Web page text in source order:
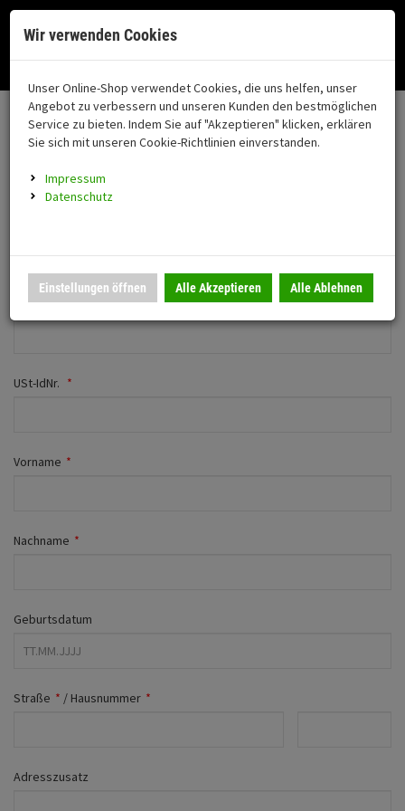
Fahrzeugteile
Alle Kategorien
FAHRZEUGTEILE
Montageständer
Beleuchtung
Neuheiten
coming soon
Anmelden | Registrieren Merkzettel
Ihr Warenkorb ist momentan leer.
Ergebnisse () Fertig
Nutzung unserer Dienste erklären Sie sich damit einverstanden!
Okay Datenschutz
Menü
Motorrad auswählen
Neues Firmenkonto anlegen
Wechseln zu Privatkunde
Persönliche Daten
Herr
Frau
Firmenname *
USt-IdNr. *
Vorname *
Nachname *
Geburtsdatum
Straße * / Hausnummer *
Adresszusatz
Wir verwenden Cookies
Unser Online-Shop verwendet Cookies, die uns helfen, unser
Angebot zu verbessern und unseren Kunden den bestmöglichen
Service zu bieten. Indem Sie auf "Akzeptieren" klicken, erklären
Sie sich mit unseren Cookie-Richtlinien einverstanden.
Impressum
Datenschutz
Einstellungen öffnen Alle Akzeptieren Alle Ablehnen